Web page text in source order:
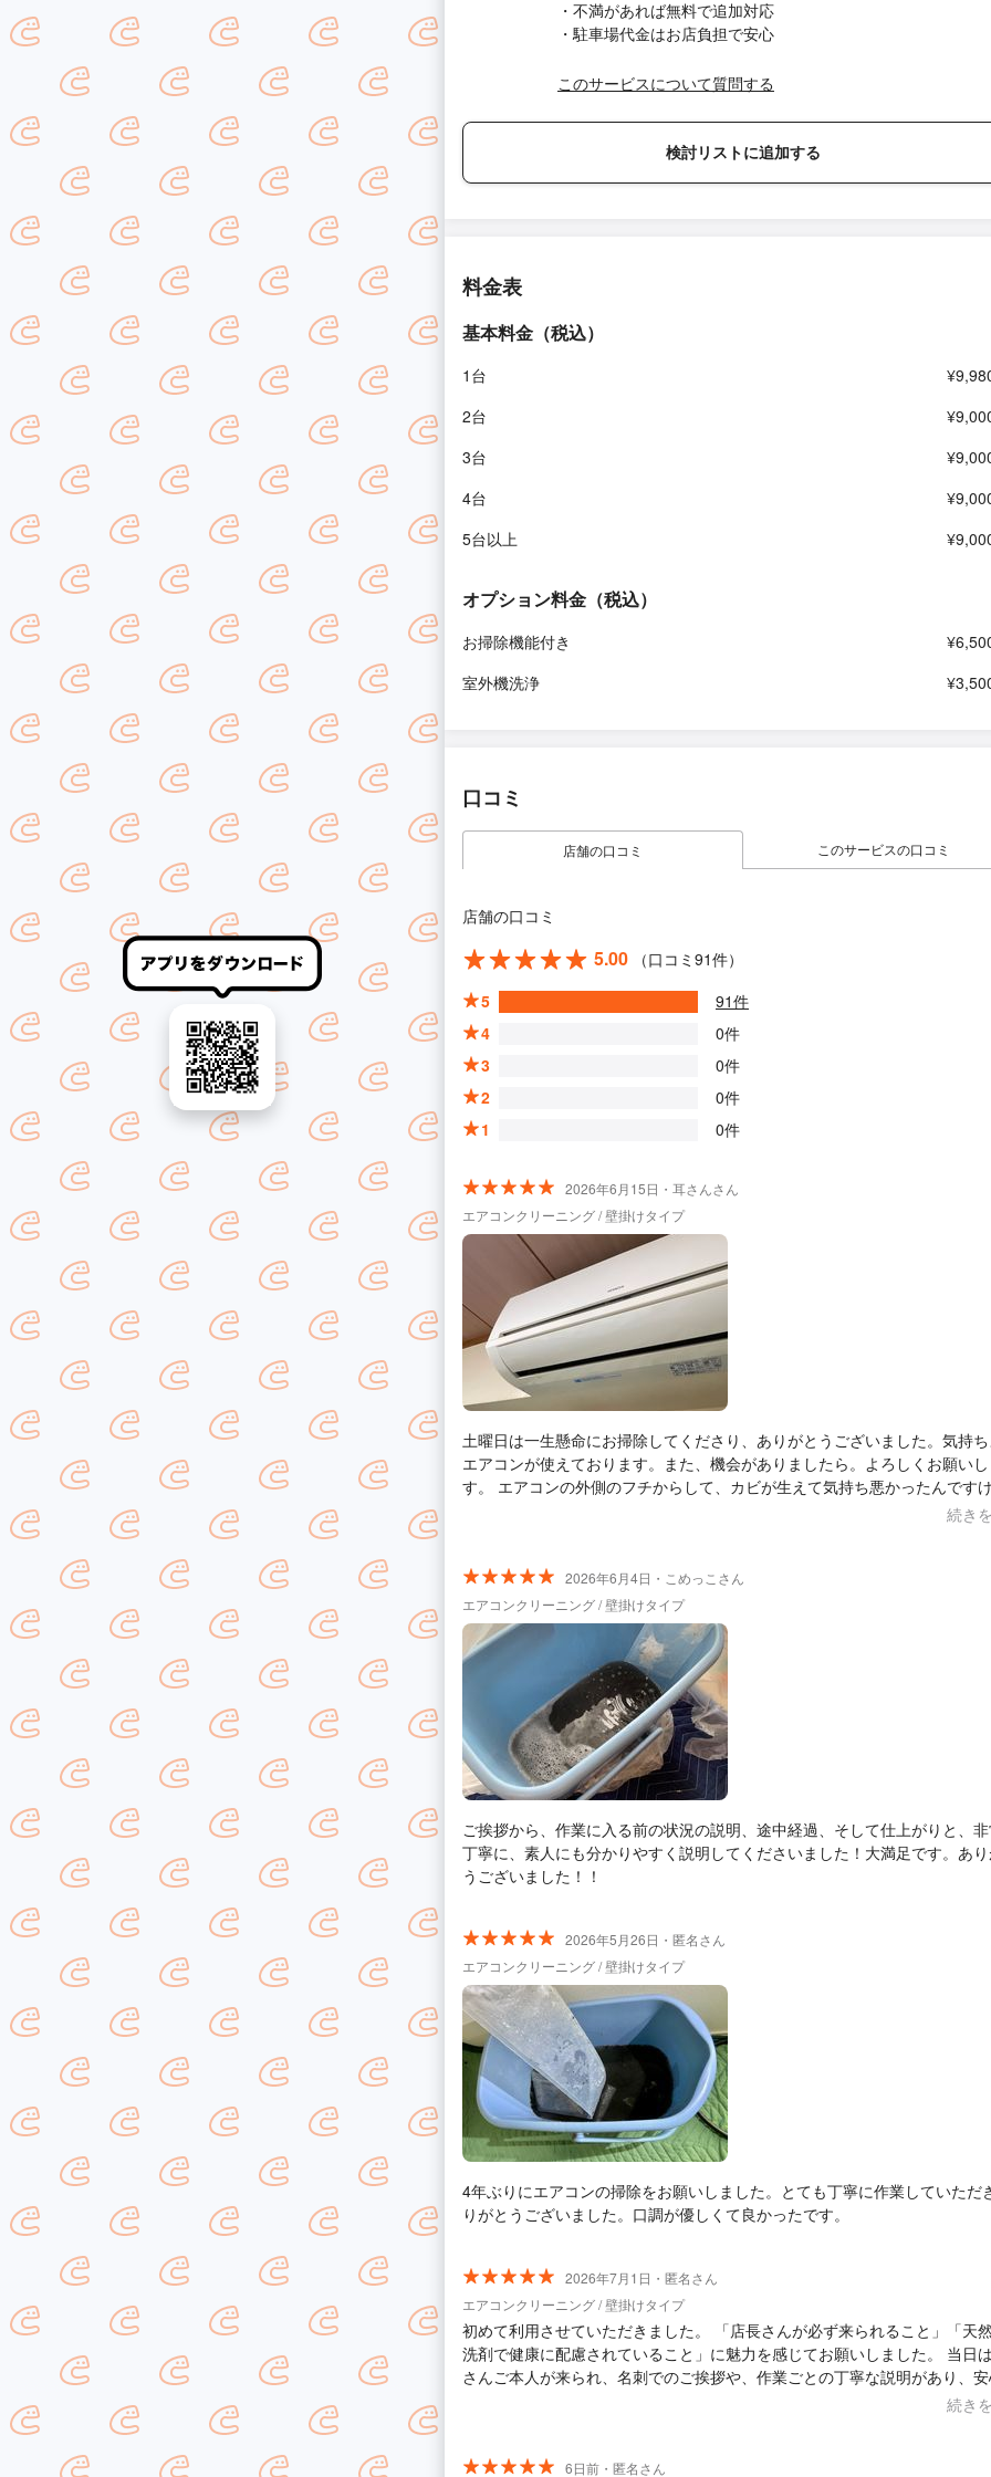
・不満があれば無料で追加対応
・駐車場代金はお店負担で安心
このサービスについて質問する
検討リストに追加する
料金表
基本料金（税込）
1台
2台
3台
4台
5台以上
オプション料金（税込）
お掃除機能付き
室外機洗浄
口コミ
店舗の口コミ このサービスの口コミ
店舗の口コミ
5.00
（口コミ91件）
5
91件
4
0件
3
0件
2
0件
1
0件
2026年6月15日・耳さんさん
エアコンクリーニング / 壁掛けタイプ
土曜日は一生懸命にお掃除してくださり、ありがとうございました。気持
エアコンが使えております。また、機会がありましたら。よろしくお願い
す。 エアコンの外側のフチからして、カビが生えて気持ち悪かったんです
続き
2026年6月4日・こめっこさん
エアコンクリーニング / 壁掛けタイプ
ご挨拶から、作業に入る前の状況の説明、途中経過、そして仕上がりと、
丁寧に、素人にも分かりやすく説明してくださいました！大満足です。あ
うございました！！
2026年5月26日・匿名さん
エアコンクリーニング / 壁掛けタイプ
4年ぶりにエアコンの掃除をお願いしました。とても丁寧に作業していただ
りがとうございました。口調が優しくて良かったです。
2026年7月1日・匿名さん
エアコンクリーニング / 壁掛けタイプ
初めて利用させていただきました。 「店長さんが必ず来られること」「天然植物
洗剤で健康に配慮されていること」に魅力を感じてお願いしました。 当日は店長
さんご本人が来られ、名刺でのご挨拶や、作業ごとの丁寧な説明があり、
てお任せできました。洗浄後は見違えるほど綺麗になり、空気も綺麗にな
ましたが、その点だけ改善されるとさらに良いと思います。 全体的にはとても満
続き
6日前・匿名さん